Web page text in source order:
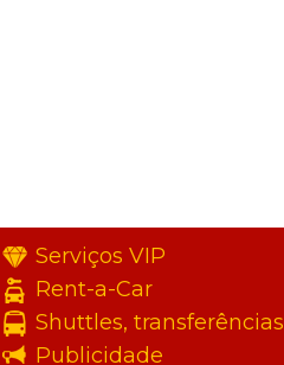
Serviços VIP
Rent-a-Car
Shuttles, transferências
Publicidade